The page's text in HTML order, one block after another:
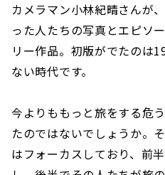
カメラマン小林紀晴さんが
った人たちの写真とエピソ
リー作品。初版がでたのは
ない時代です。
今よりももっと旅をする危
たのではないでしょうか。
はフォーカスしており、前